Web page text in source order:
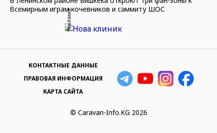
Всемирным играм кочевников и саммиту ШОС
Реклама
© Caravan-Info.KG 2026
КОНТАКТНЫЕ ДАННЫЕ
ПРАВОВАЯ ИНФОРМАЦИЯ
КАРТА САЙТА